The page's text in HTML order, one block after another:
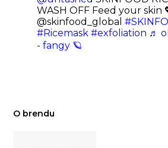
WASH OFF Feed your skin
@skinfood_global
#Ricemask #exfoliation ♬
- fangy 🪐
O brendu